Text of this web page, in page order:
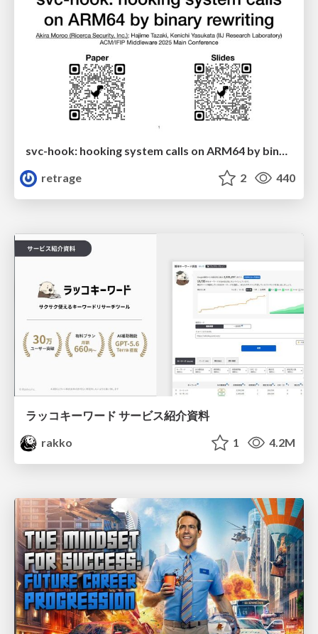
retrage
2 440
ラッコキーワード サービス紹介資料
rakko
1 4.2M